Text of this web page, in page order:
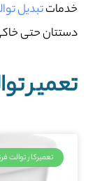
خدماتتبدیل
دستتان حتی
تعمیر
تعمیرکار توالت